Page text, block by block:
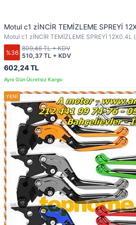
Motul c1 zİNCİR TEMİZLEME SPREYİ
Motul c1 zİNCİR TEMİZLEME SPREYİ 12X0.4L
%36
602,24 TL
510,37 TL + KDV
809,46 TL + KDV